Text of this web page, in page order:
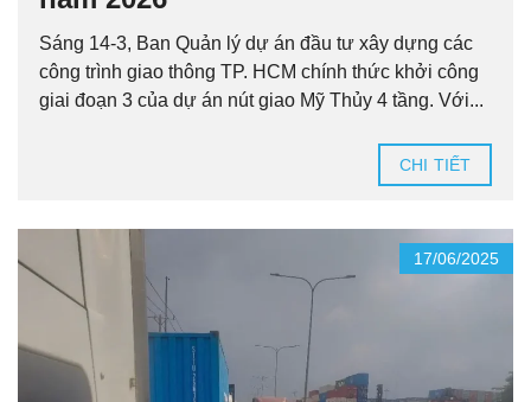
Sáng 14-3, Ban Quản lý dự án đầu tư xây dựng các
công trình giao thông TP. HCM chính thức khởi công
giai đoạn 3 của dự án nút giao Mỹ Thủy 4 tầng. Với...
CHI TIẾT
17/06/2025